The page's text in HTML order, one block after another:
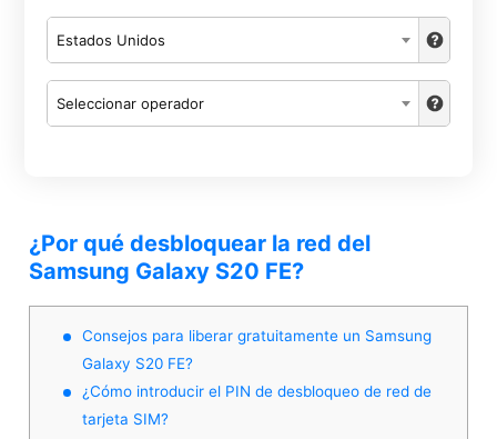
Estados Unidos
Seleccionar operador
¿Por qué desbloquear la red del
Samsung Galaxy S20 FE?
Consejos para liberar gratuitamente un Samsung
Galaxy S20 FE?
¿Cómo introducir el PIN de desbloqueo de red de
tarjeta SIM?